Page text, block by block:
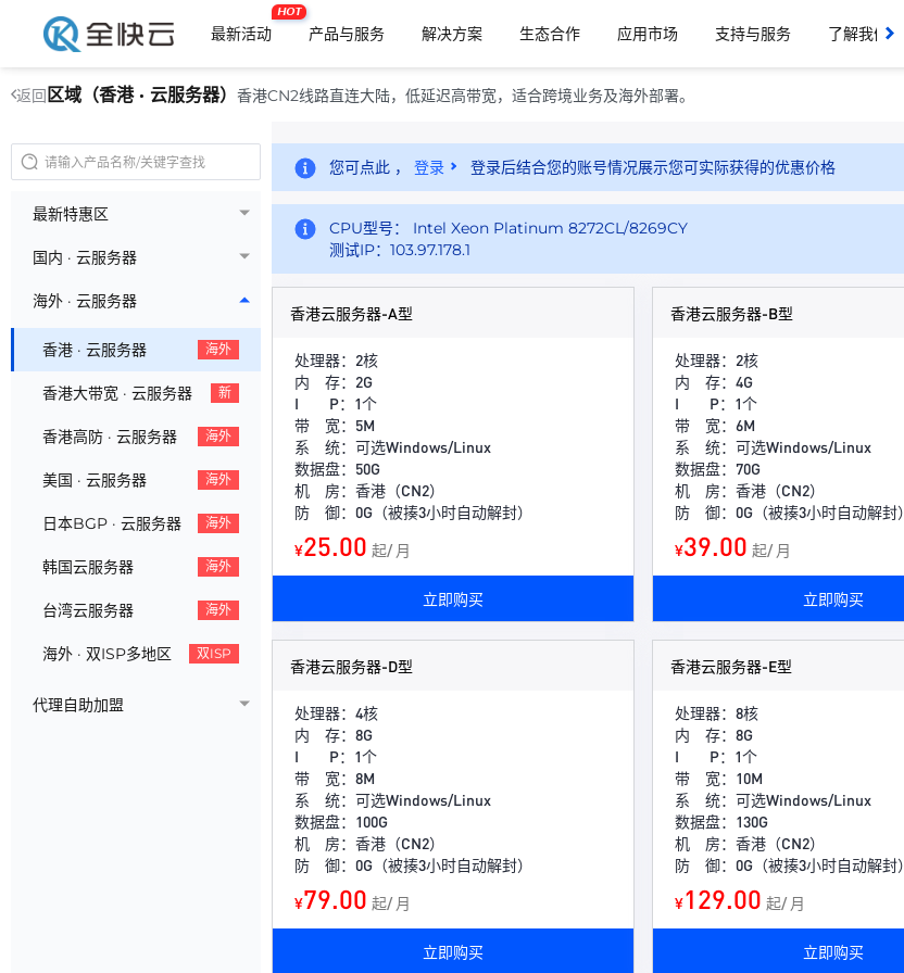
最新活动
HOT
产品与服务 解决方案 生态合作 应用市场 支持与服务
了解我们
返回 区域（香港 · 云服务器） 香港CN2线路直连大陆，低延迟高带宽，适合跨境业务及海外部署。
最新特惠区
国内 · 云服务器
海外 · 云服务器
香港 · 云服务器 海外
香港大带宽 · 云服务器 新
香港高防 · 云服务器 海外
美国 · 云服务器 海外
日本BGP · 云服务器 海外
韩国云服务器 海外
台湾云服务器 海外
海外 · 双ISP多地区 双ISP
代理自助加盟
您可点此 ， 登录 登录后结合您的账号情况展示您可实际获得的优惠价格
CPU型号： Intel Xeon Platinum 8272CL/8269CY
测试IP：103.97.178.1
香港云服务器-A型
处理器：2核
内 存：2G
I P：1个
带 宽：5M
系 统：可选Windows/Linux
数据盘：50G
机 房：香港（CN2）
防 御：0G（被揍3小时自动解封）
¥25.00 起/ 月
立即购买
香港云服务器-B型
处理器：2核
内 存：4G
I P：1个
带 宽：6M
系 统：可选Windows/Linux
数据盘：70G
机 房：香港（CN2）
防 御：0G（被揍3小时自动解封）
¥39.00 起/ 月
立即购买
香港云服务器-D型
处理器：4核
内 存：8G
I P：1个
带 宽：8M
系 统：可选Windows/Linux
数据盘：100G
机 房：香港（CN2）
防 御：0G（被揍3小时自动解封）
¥79.00 起/ 月
立即购买
香港云服务器-E型
处理器：8核
内 存：8G
I P：1个
带 宽：10M
系 统：可选Windows/Linux
数据盘：130G
机 房：香港（CN2）
防 御：0G（被揍3小时自动解封）
¥129.00 起/ 月
立即购买